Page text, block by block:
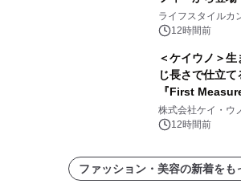
い、ポップでキ
ン。
ライフスタイルカ
12時間前
＜ケイウノ＞
じ長さで仕立
『First
日(金)に発売
株式会社ケイ・ウ
12時間前
ファッション・美容の新着をも